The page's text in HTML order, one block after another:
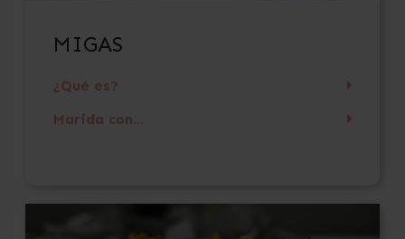
MIGAS
¿Qué es?
Marida con...